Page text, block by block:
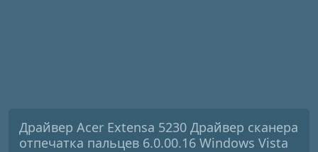
Драйвер Acer Extensa 5230 Драйвер сканера
отпечатка пальцев 6.0.00.16 Windows Vista